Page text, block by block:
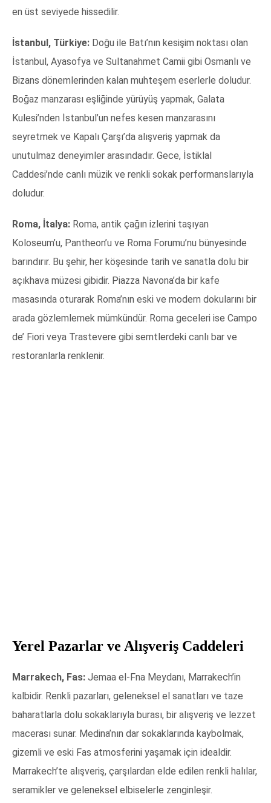
en üst seviyede hissedilir.
İstanbul, Türkiye: Doğu ile Batı’nın kesişim noktası olan
İstanbul, Ayasofya ve Sultanahmet Camii gibi Osmanlı ve
Bizans dönemlerinden kalan muhteşem eserlerle doludur.
Boğaz manzarası eşliğinde yürüyüş yapmak, Galata
Kulesi’nden İstanbul’un nefes kesen manzarasını
seyretmek ve Kapalı Çarşı’da alışveriş yapmak da
unutulmaz deneyimler arasındadır. Gece, İstiklal
Caddesi’nde canlı müzik ve renkli sokak performanslarıyla
doludur.
Roma, İtalya: Roma, antik çağın izlerini taşıyan
Koloseum’u, Pantheon’u ve Roma Forumu’nu bünyesinde
barındırır. Bu şehir, her köşesinde tarih ve sanatla dolu bir
açıkhava müzesi gibidir. Piazza Navona’da bir kafe
masasında oturarak Roma’nın eski ve modern dokularını bir
arada gözlemlemek mümkündür. Roma geceleri ise Campo
de’ Fiori veya Trastevere gibi semtlerdeki canlı bar ve
restoranlarla renklenir.
Yerel Pazarlar ve Alışveriş Caddeleri
Marrakech, Fas: Jemaa el-Fna Meydanı, Marrakech’in
kalbidir. Renkli pazarları, geleneksel el sanatları ve taze
baharatlarla dolu sokaklarıyla burası, bir alışveriş ve lezzet
macerası sunar. Medina’nın dar sokaklarında kaybolmak,
gizemli ve eski Fas atmosferini yaşamak için idealdir.
Marrakech’te alışveriş, çarşılardan elde edilen renkli halılar,
seramikler ve geleneksel elbiselerle zenginleşir.